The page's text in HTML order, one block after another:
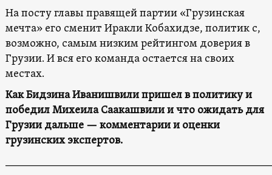
На посту главы правящей партии «Грузинская
мечта» его сменит Иракли Кобахидзе, политик с,
возможно, самым низким рейтингом доверия в
Грузии. И вся его команда остается на своих
местах.
Как Бидзина Иванишвили пришел в политику и
победил Михеила Саакашвили и что ожидать для
Грузии дальше — комментарии и оценки
грузинских экспертов.